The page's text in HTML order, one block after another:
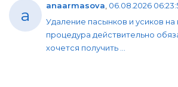
a anaarmasova 06.08.2026
Удаление пасынков и усиков на
процедура действительно
хочется получить ...